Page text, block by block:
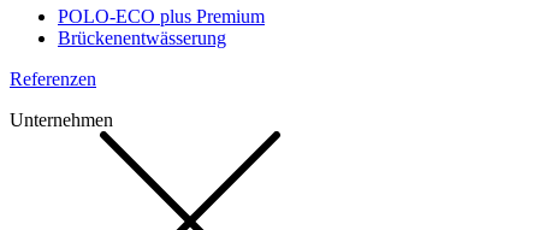
POLO-ECO plus Premium
Brückenentwässerung
Referenzen
Unternehmen